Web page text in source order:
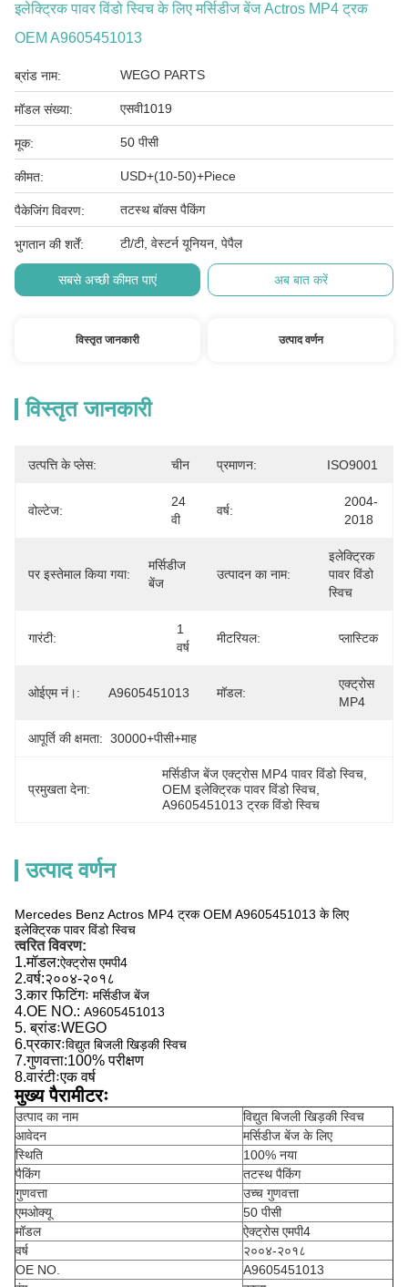
इलेक्ट्रिक पावर विंडो स्विच के लिए मर्सिडीज बेंज Actros MP4 ट्रक
OEM A9605451013
ब्रांड नाम: WEGO PARTS
मॉडल संख्या: एसवी1019
मूक: 50 पीसी
कीमत: USD+(10-50)+Piece
पैकेजिंग विवरण: तटस्थ बॉक्स पैकिंग
भुगतान की शर्तें: टी/टी, वेस्टर्न यूनियन, पेपैल
सबसे अच्छी कीमत पाएं अब बात करें
विस्तृत जानकारी उत्पाद वर्णन
विस्तृत जानकारी
उत्पत्ति के प्लेस: चीन प्रमाणन: ISO9001
वोल्टेज:
24
वी
वर्ष:
2004-
2018
पर इस्तेमाल किया गया:
मर्सिडीज
बेंज
उत्पादन का नाम:
इलेक्ट्रिक
पावर विंडो
स्विच
गारंटी:
1
वर्ष
मीटरियल: प्लास्टिक
ओईएम नं।: A9605451013 मॉडल:
एक्ट्रोस
MP4
आपूर्ति की क्षमता: 30000+पीसी+माह
प्रमुखता देना:
मर्सिडीज बेंज एक्ट्रोस MP4 पावर विंडो स्विच
OEM इलेक्ट्रिक पावर विंडो स्विच
A9605451013 ट्रक विंडो स्विच
उत्पाद वर्णन
Mercedes Benz Actros MP4 ट्रक OEM A9605451013 के लिए
इलेक्ट्रिक पावर विंडो स्विच
त्वरित विवरण:
1.मॉडल:ऐक्ट्रोस एमपी4
2.वर्ष:२००४-२०१८
3.कार फिटिंगः मर्सिडीज बेंज
4.OE NO.: A9605451013
5. ब्रांडःWEGO
6.प्रकारःविद्युत बिजली खिड़की स्विच
7.गुणवत्ता:100% परीक्षण
8.वारंटीःएक वर्ष
मुख्य पैरामीटरः
उत्पाद का नाम
विद्युत बिजली खिड़की स्विच
आवेदन
मर्सिडीज बेंज के लिए
स्थिति
100% नया
पैकिंग
तटस्थ पैकिंग
गुणवत्ता
उच्च गुणवत्ता
एमओक्यू
50 पीसी
मॉडल
ऐक्ट्रोस एमपी4
वर्ष
२००४-२०१८
OE NO.
A9605451013